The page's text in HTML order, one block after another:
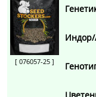
[ 076057-25 ]
Индор/